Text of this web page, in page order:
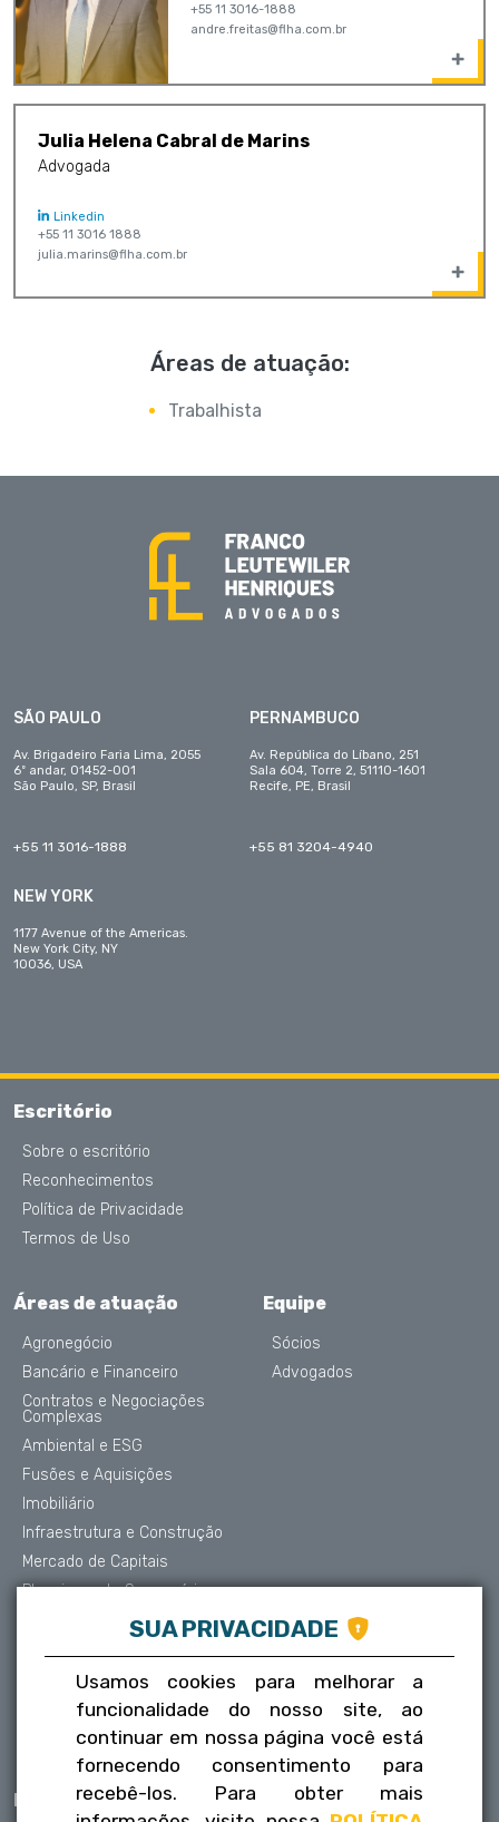
+55 11 3016-1888
andre.freitas@flha.com.br
Julia Helena Cabral de Marins
Advogada
Linkedin
+55 11 3016 1888
julia.marins@flha.com.br
Áreas de atuação:
Trabalhista
SÃO PAULO
Av. Brigadeiro Faria Lima, 2055
6º andar, 01452-001
São Paulo, SP, Brasil
+55 11 3016-1888
PERNAMBUCO
Av. República do Líbano, 251
Sala 604, Torre 2, 51110-1601
Recife, PE, Brasil
+55 81 3204-4940
NEW YORK
1177 Avenue of the Americas.
New York City, NY
10036, USA
Escritório
Sobre o escritório
Reconhecimentos
Política de Privacidade
Termos de Uso
Áreas de atuação
Agronegócio
Bancário e Financeiro
Contratos e Negociações
Complexas
Ambiental e ESG
Fusões e Aquisições
Imobiliário
Infraestrutura e Construção
Mercado de Capitais
Planejamento Sucessório
Contencioso e Arbitragem
Societário
Trabalhista
Tributário
Equipe
Sócios
Advogados
Publicações Contatos
SUA PRIVACIDADE
Usamos cookies para melhorar a
funcionalidade do nosso site, ao
continuar em nossa página você está
fornecendo consentimento para
recebê-los. Para obter mais